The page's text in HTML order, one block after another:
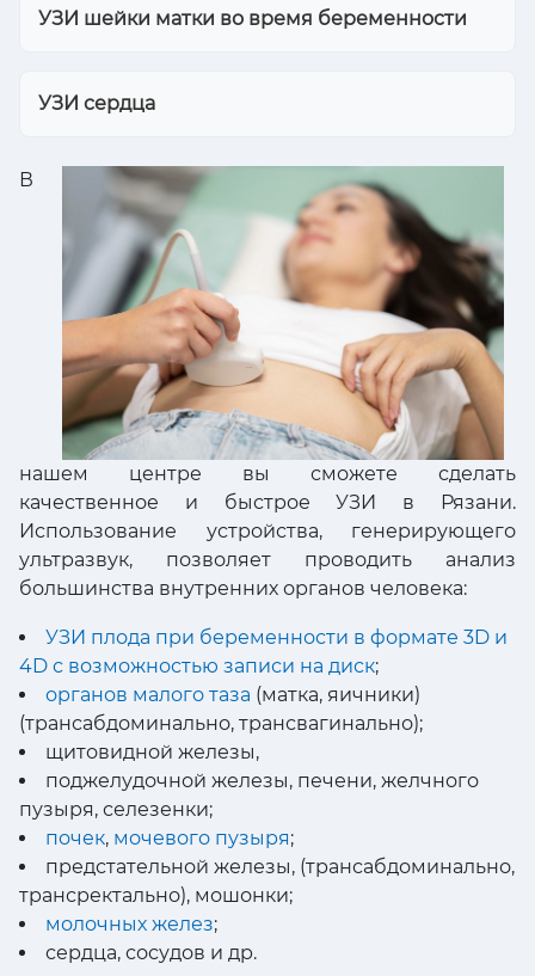
УЗИ шейки матки во время беременности
УЗИ сердца
В
нашем центре вы сможете сделать
качественное и быстрое УЗИ в Рязани.
Использование устройства, генерирующего
ультразвук, позволяет проводить анализ
большинства внутренних органов человека:
УЗИ плода при беременности в формате 3D и
4D с возможностью записи на диск;
органов малого таза (матка, яичники)
(трансабдоминально, трансвагинально);
щитовидной железы,
поджелудочной железы, печени, желчного
пузыря, селезенки;
почек, мочевого пузыря;
предстательной железы, (трансабдоминально,
трансректально), мошонки;
молочных желез;
сердца, сосудов и др.